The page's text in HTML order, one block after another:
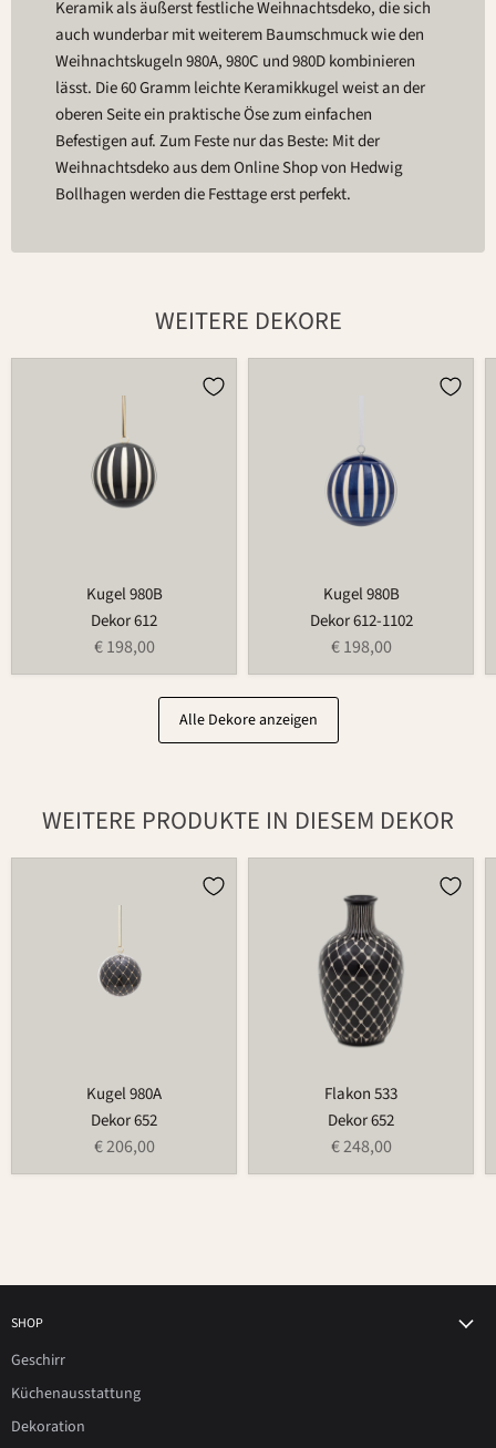
Keramik als äußerst festliche Weihnachtsdeko, die sich
auch wunderbar mit weiterem Baumschmuck wie den
Weihnachtskugeln 980A, 980C und 980D kombinieren
lässt. Die 60 Gramm leichte Keramikkugel weist an der
oberen Seite ein praktische Öse zum einfachen
Befestigen auf. Zum Feste nur das Beste: Mit der
Weihnachtsdeko aus dem Online Shop von Hedwig
Bollhagen werden die Festtage erst perfekt.
WEITERE DEKORE
Kugel 980B
Dekor 612
€ 198,00
Kugel 980B
Dekor 612-1102
€ 198,00
Alle Dekore anzeigen
WEITERE PRODUKTE IN DIESEM DEKOR
Kugel 980A
Dekor 652
€ 206,00
Flakon 533
Dekor 652
€ 248,00
SHOP
Geschirr
Küchenausstattung
Dekoration